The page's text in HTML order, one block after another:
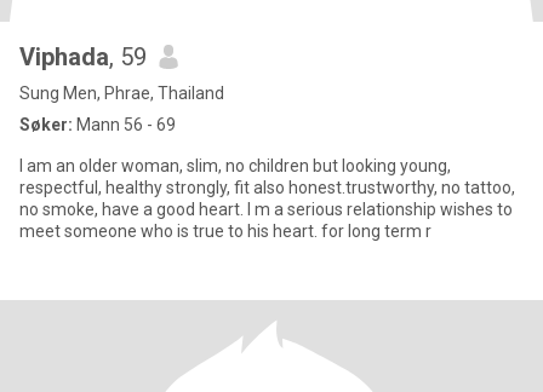
Viphada, 59
Sung Men, Phrae, Thailand
Søker: Mann 56 - 69
I am an older woman, slim, no children but looking young,
respectful, healthy strongly, fit also honest.trustworthy, no tattoo,
no smoke, have a good heart. I m a serious relationship wishes to
meet someone who is true to his heart. for long term r